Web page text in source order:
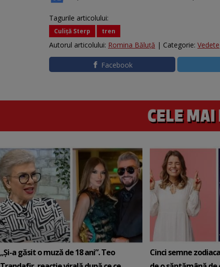
Tagurile articolului:
Culiță Sterp tren
Autorul articolului: Romina Băluță | Categorie: Vedete
Facebook
„Și-a găsit o muză de 18 ani”. Teo
Cinci semne